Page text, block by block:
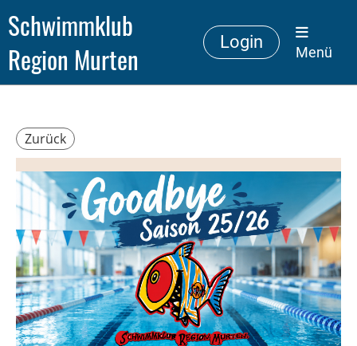
Schwimmklub
Region Murten
Login
Menü
Zurück